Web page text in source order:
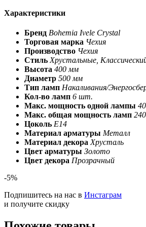
Характеристики
Бренд Bohemia Ivele Crystal
Торговая марка Чехия
Производство Чехия
Стиль Хрустальные,
Высота 400 мм
Диаметр 500 мм
Тип ламп Накаливания/
Кол-во ламп 6 шт.
Макс. мощность одной лампы
Макс. общая мощность ламп
Цоколь E14
Материал арматуры Металл
Материал декора Хрусталь
Цвет арматуры Золото
Цвет декора Прозрачный
-5%
Подпишитесь на нас в Инстаграм
и получите скидку